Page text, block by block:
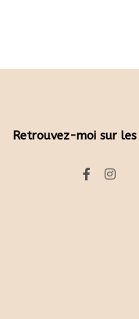
Retrouvez-moi sur